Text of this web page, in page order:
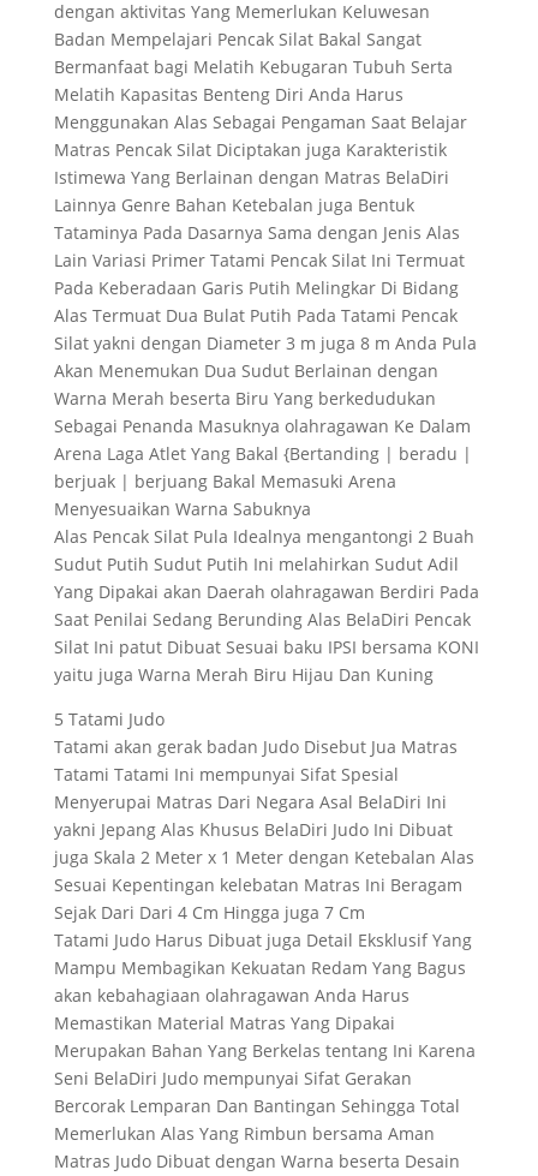
dengan aktivitas Yang Memerlukan Keluwesan
Badan Mempelajari Pencak Silat Bakal Sangat
Bermanfaat bagi Melatih Kebugaran Tubuh Serta
Melatih Kapasitas Benteng Diri Anda Harus
Menggunakan Alas Sebagai Pengaman Saat Belajar
Matras Pencak Silat Diciptakan juga Karakteristik
Istimewa Yang Berlainan dengan Matras BelaDiri
Lainnya Genre Bahan Ketebalan juga Bentuk
Tataminya Pada Dasarnya Sama dengan Jenis Alas
Lain Variasi Primer Tatami Pencak Silat Ini Termuat
Pada Keberadaan Garis Putih Melingkar Di Bidang
Alas Termuat Dua Bulat Putih Pada Tatami Pencak
Silat yakni dengan Diameter 3 m juga 8 m Anda Pula
Akan Menemukan Dua Sudut Berlainan dengan
Warna Merah beserta Biru Yang berkedudukan
Sebagai Penanda Masuknya olahragawan Ke Dalam
Arena Laga Atlet Yang Bakal {Bertanding | beradu |
berjuak | berjuang Bakal Memasuki Arena
Menyesuaikan Warna Sabuknya
Alas Pencak Silat Pula Idealnya mengantongi 2 Buah
Sudut Putih Sudut Putih Ini melahirkan Sudut Adil
Yang Dipakai akan Daerah olahragawan Berdiri Pada
Saat Penilai Sedang Berunding Alas BelaDiri Pencak
Silat Ini patut Dibuat Sesuai baku IPSI bersama KONI
yaitu juga Warna Merah Biru Hijau Dan Kuning
5 Tatami Judo
Tatami akan gerak badan Judo Disebut Jua Matras
Tatami Tatami Ini mempunyai Sifat Spesial
Menyerupai Matras Dari Negara Asal BelaDiri Ini
yakni Jepang Alas Khusus BelaDiri Judo Ini Dibuat
juga Skala 2 Meter x 1 Meter dengan Ketebalan Alas
Sesuai Kepentingan kelebatan Matras Ini Beragam
Sejak Dari Dari 4 Cm Hingga juga 7 Cm
Tatami Judo Harus Dibuat juga Detail Eksklusif Yang
Mampu Membagikan Kekuatan Redam Yang Bagus
akan kebahagiaan olahragawan Anda Harus
Memastikan Material Matras Yang Dipakai
Merupakan Bahan Yang Berkelas tentang Ini Karena
Seni BelaDiri Judo mempunyai Sifat Gerakan
Bercorak Lemparan Dan Bantingan Sehingga Total
Memerlukan Alas Yang Rimbun bersama Aman
Matras Judo Dibuat dengan Warna beserta Desain